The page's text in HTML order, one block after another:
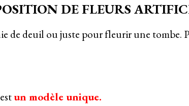
DE FLEURS
de deuil ou juste pour fleurir une tombe.
un modèle unique.